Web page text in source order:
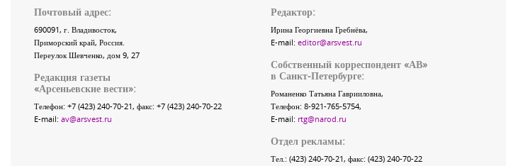
Почтовый адрес:
690091, г. Владивосток,
Приморский край, Россия.
Переулок Шевченко, дом 9, 27
Редакция газеты
«Арсеньевские вести»:
Телефон: +7 (423) 240-70-21, факс: +7 (423) 240-70-22
E-mail: av@arsvest.ru
Редактор:
Ирина Георгиевна Гребнёва,
E-mail: editor@arsvest.ru
Собственный корреспондент «АВ»
в Санкт-Петербурге:
Романенко Татьяна Гаврииловна,
Телефон: 8-921-765-5754,
E-mail: rtg@narod.ru
Отдел рекламы:
Тел.: (423) 240-70-21, факс: (423) 240-70-22